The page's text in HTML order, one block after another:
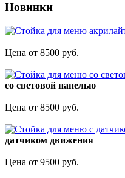
Новинки
Цена от 8500 руб.
со световой панелью
Цена от 8500 руб.
датчиком движения
Цена от 9500 руб.